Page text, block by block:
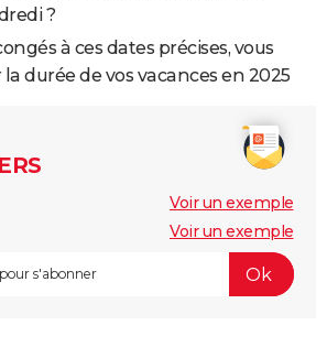
?
à ces dates précises, vous
durée de vos vacances en 2025
Voir un exemple
Voir un exemple